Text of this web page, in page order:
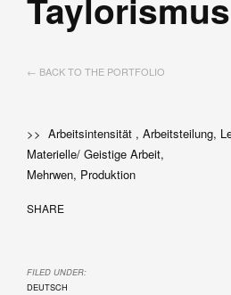
← BACK TO THE PORTFOLIO
>> Arbeitsintensität , Arbeitsteilung,
Materielle/ Geistige Arbeit,
Mehrwen, Produktion
SHARE
FILED UNDER:
DEUTSCH